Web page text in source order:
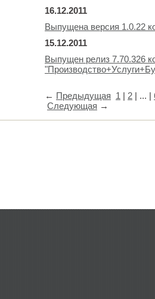
16.12.2011
Выпущена версия 1.0.22
15.12.2011
Выпущен релиз 7.70.326
← Предыдущая 1 | 2 | ... |
Следующая →